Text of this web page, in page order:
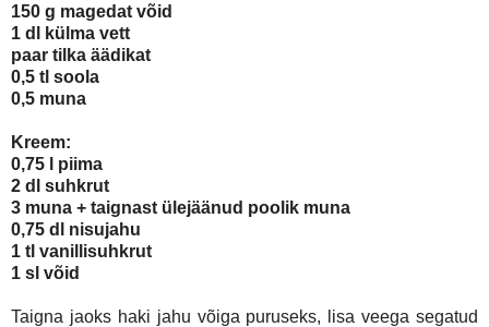
150 g magedat võid
1 dl külma vett
paar tilka äädikat
0,5 tl soola
0,5 muna
Kreem:
0,75 l piima
2 dl suhkrut
3 muna + taignast ülejäänud poolik muna
0,75 dl nisujahu
1 tl vanillisuhkrut
1 sl võid
Taigna jaoks haki jahu võiga puruseks, lisa veega segatud